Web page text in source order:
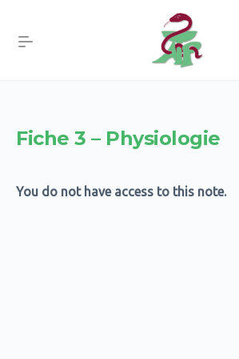
Fiche 3 – Physiologie
You do not have access to this note.